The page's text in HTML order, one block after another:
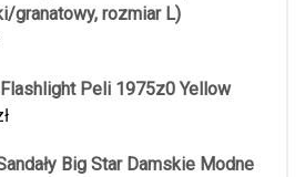
granatowy, rozmiar L)
Peli 1975z0 Yellow
Big Star Damskie Modne